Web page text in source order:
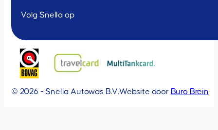
Volg Snella op
© 2026 - Snella Autowas B.V.Website door Buro Brein